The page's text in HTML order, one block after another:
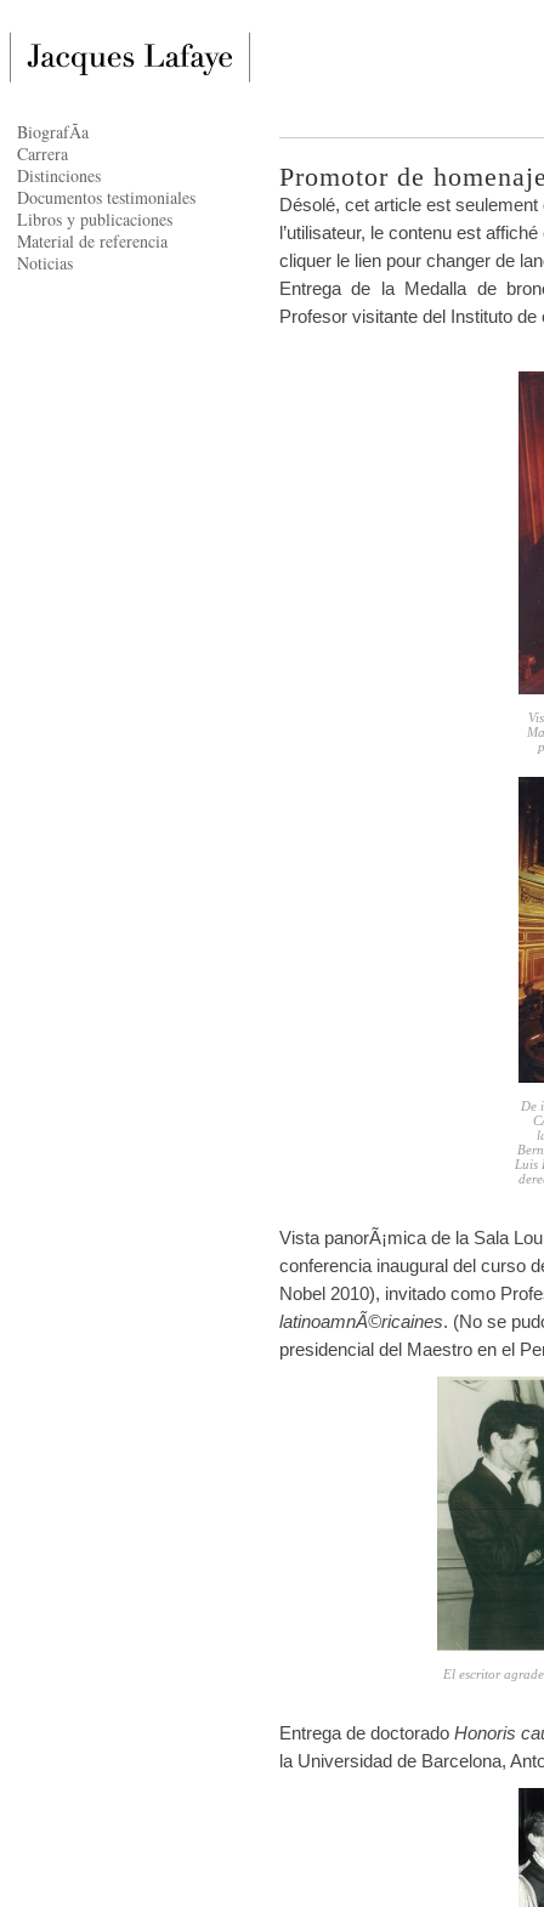
Promotor de
Désolé, cet article est
l’utilisateur, le contenu est
cliquer le lien pour changer de
Entrega de la Medalla de
Profesor visitante del Instituto
De
Luis
Vista panorÃ¡mica de la Sala
conferencia inaugural del curso
Nobel 2010), invitado como
latinoamnÃ©ricaines. (No se
presidencial del Maestro en el
El escritor
Entrega de doctorado Honoris
la Universidad de Barcelona,
BiografÃ­a
Carrera
Distinciones
Documentos testimoniales
Libros y publicaciones
Material de referencia
Noticias